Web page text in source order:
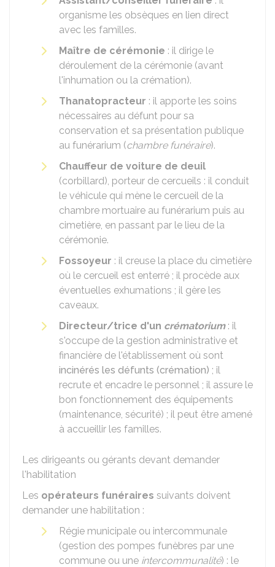
organisme les obsèques en lien direct
avec les familles.
Maître de cérémonie : il dirige le
déroulement de la cérémonie (avant
l'inhumation ou la crémation).
Thanatopracteur : il apporte les soins
nécessaires au défunt pour sa
conservation et sa présentation publique
au funérarium (chambre funéraire).
Chauffeur de voiture de deuil
(corbillard), porteur de cercueils : il conduit
le véhicule qui mène le cercueil de la
chambre mortuaire au funérarium puis au
cimetière, en passant par le lieu de la
cérémonie.
Fossoyeur : il creuse la place du cimetière
où le cercueil est enterré ; il procède aux
éventuelles exhumations ; il gère les
caveaux.
Directeur/trice d'un crématorium: il
s'occupe de la gestion administrative et
financière de l'établissement où sont
incinérés les défunts (crémation) ; il
recrute et encadre le personnel ; il assure le
bon fonctionnement des équipements
(maintenance, sécurité) ; il peut être amené
à accueillir les familles.
Les dirigeants ou gérants devant demander
l'habilitation
Les opérateurs funéraires suivants doivent
demander une habilitation :
Régie municipale ou intercommunale
(gestion des pompes funèbres par une
commune ou une intercommunalité) : le